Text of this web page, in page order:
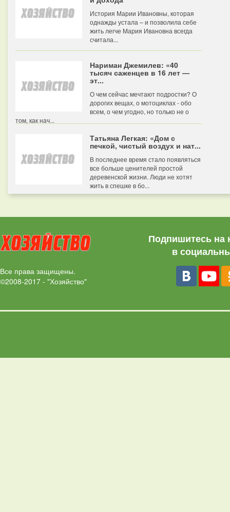
История Марии Ивановны, которая
однажды устала – и позволила себе
жить легче Мария Ивановна всегда
считала...
Нариман Джемилев: «40
тысяч саженцев в 16 лет —
эт...
О чем сейчас мечтают подростки? О
дорогих вещах, о мотоциклах - обо
всем, о чем угодно, но только не о
том, как нач...
Татьяна Легкая: «Дом с
печкой, чистый воздух и нат...
В последнее время стало появляться
все больше ценителей простой
деревенской жизни. Люди не хотят
жить в спешке в бо...
Все права защищены.
©2008-2017 - "Хозяйство"
Подпишитесь на
в